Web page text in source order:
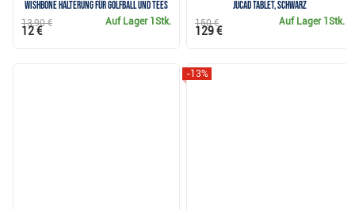
Wishbone Halterung für Golfball und Tees
Auf Lager 1Stk.
13,90 €
12 €
JuCad Tablet, schwarz
Auf Lager 1Stk.
150 €
129 €
-13%